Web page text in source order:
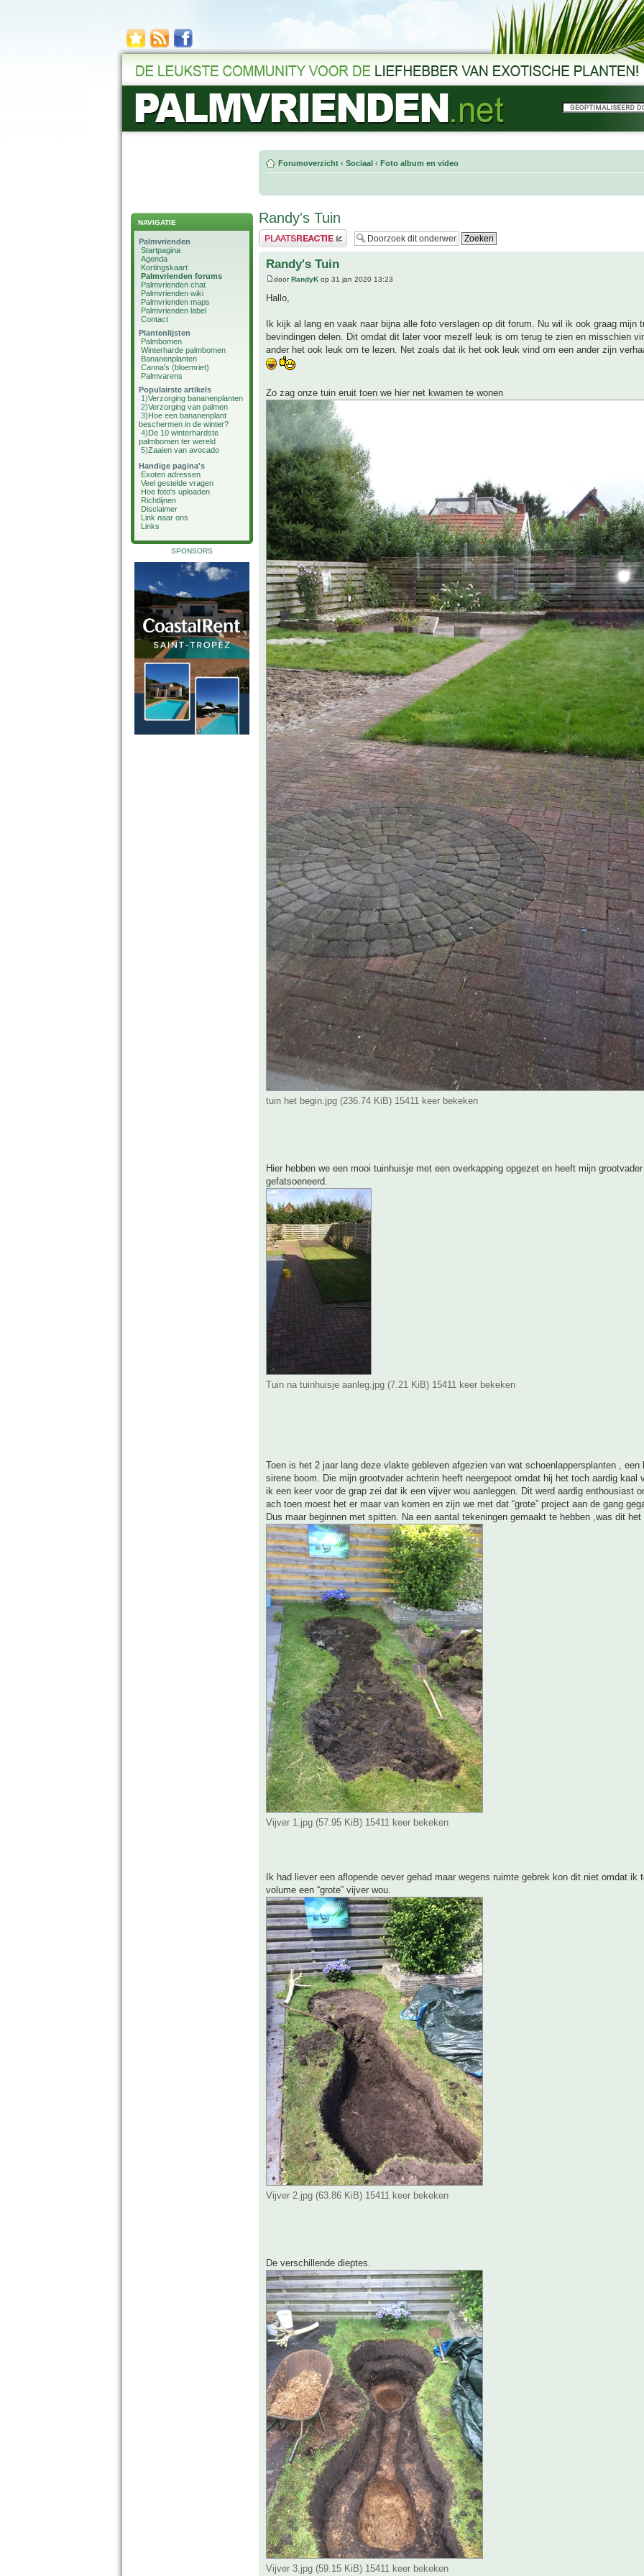
NAVIGATIE
Palmvrienden
Startpagina
Agenda
Kortingskaart
Palmvrienden forums
Palmvrienden chat
Palmvrienden wiki
Palmvrienden maps
Palmvrienden label
Contact
Plantenlijsten
Palmbomen
Winterharde palmbomen
Bananenplanten
Canna's (bloemriet)
Palmvarens
Populairste artikels
1)Verzorging bananenplanten
2)Verzorging van palmen
3)Hoe een bananenplant
beschermen in de winter?
4)De 10 winterhardste
palmbomen ter wereld
5)Zaaien van avocado
Handige pagina's
Exoten adressen
Veel gestelde vragen
Hoe foto's uploaden
Richtlijnen
Disclaimer
Link naar ons
Links
SPONSORS
Forumoverzicht ‹ Sociaal ‹ Foto album en video
Randy's Tuin
Plaats een reactie
Randy's Tuin
doorRandyK op 31 jan 2020 13:23
Hallo,
Ik kijk al lang en vaak naar bijna alle foto verslagen op dit forum. Nu wil ik ook graag mijn
bevindingen delen. Dit omdat dit later voor mezelf leuk is om terug te zien en misschien
ander het ook leuk om te lezen. Net zoals dat ik het ook leuk vind om een ander zijn
Zo zag onze tuin eruit toen we hier net kwamen te wonen
tuin het begin.jpg (236.74 KiB) 15411 keer bekeken
Hier hebben we een mooi tuinhuisje met een overkapping opgezet en heeft mijn
gefatsoeneerd.
Tuin na tuinhuisje aanleg.jpg (7.21 KiB) 15411 keer bekeken
Toen is het 2 jaar lang deze vlakte gebleven afgezien van wat schoenlappersplanten , een
sirene boom. Die mijn grootvader achterin heeft neergepoot omdat hij het toch aardig kaal
ik een keer voor de grap zei dat ik een vijver wou aanleggen. Dit werd aardig enthousiast
ach toen moest het er maar van komen en zijn we met dat “grote” project aan de gang
Dus maar beginnen met spitten. Na een aantal tekeningen gemaakt te hebben ,was dit het
Vijver 1.jpg (57.95 KiB) 15411 keer bekeken
Ik had liever een aflopende oever gehad maar wegens ruimte gebrek kon dit niet omdat ik
volume een “grote” vijver wou.
Vijver 2.jpg (63.86 KiB) 15411 keer bekeken
De verschillende dieptes.
Vijver 3.jpg (59.15 KiB) 15411 keer bekeken